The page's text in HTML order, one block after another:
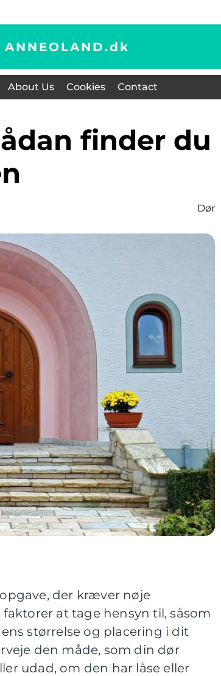
ANNEOLAND.dk
About Us Cookies Contact
Dør
der kræver nøje
at tage hensyn til, såsom
størrelse og placering i dit
den måde, som din dør
udad, om den har låse eller